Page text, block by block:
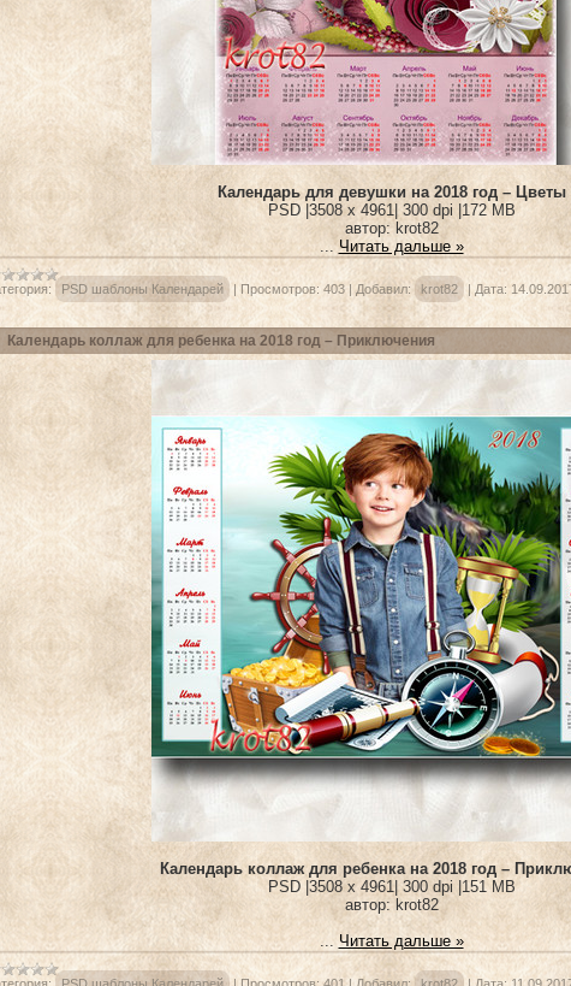
Календарь для девушки на 2018 год – Цветы
PSD |3508 x 4961| 300 dpi |172 MB
автор: krot82
...Читать дальше »
PSD шаблоны Календарей | Просмотров: 403 | Добавил: krot82 | Дата:
Календарь коллаж для ребенка на 2018 год – Приключения
Календарь коллаж для ребенка на 2018 год –
PSD |3508 x 4961| 300 dpi |151 MB
автор: krot82
... Читать дальше »